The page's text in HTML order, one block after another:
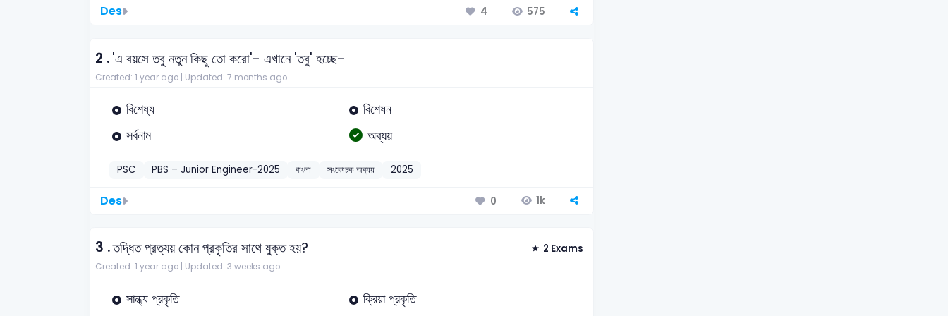
Des 4 575
2 .'এ বয়সে তবু নতুন কিছু তো করো'- এখানে 'তবু' হচ্ছে-
Created: 1 year ago | Updated: 7 months ago
বিশেষ্য
বিশেষন
সর্বনাম
অব্যয়
PSC PBS – Junior Engineer-2025 বাংলা সংকোচক অব্যয় 2025
Des 0 1k
3 .তদ্ধিত প্রত্যয় কোন প্রকৃতির সাথে যুক্ত হয়? 2 Exams
Created: 1 year ago | Updated: 3 weeks ago
সান্ধ্য প্রকৃতি ক্রিয়া প্রকৃতি